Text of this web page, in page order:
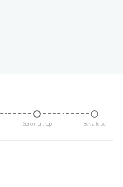
Genomfört köp Bekräftelse